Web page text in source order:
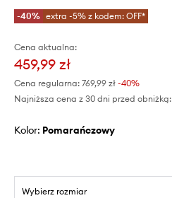
-40% extra -5% z kodem: OFF*
Cena aktualna:
459,99 zł
Cena regularna: 769,99 zł -40%
Najniższa cena z 30 dni przed obniżką:
Kolor: pomarańczowy
Wybierz rozmiar